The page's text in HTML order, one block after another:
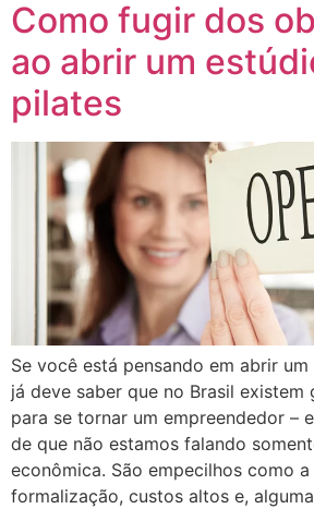
Como fugir dos
ao abrir um
pilates
Se você está pensando em abrir
já deve saber que no Brasil existem
para se tornar um empreendedor –
de que não estamos falando
econômica. São empecilhos como
formalização, custos altos e,